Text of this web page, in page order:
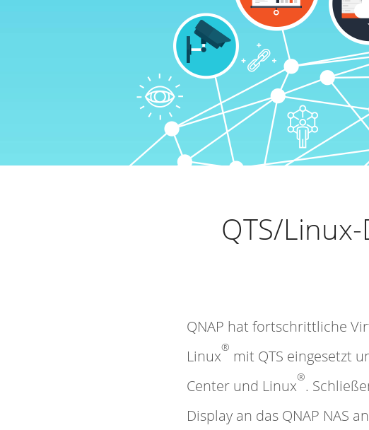
QTS/
QNAP hat fortschrittliche
Linux® mit QTS eingesetzt
Center und Linux®.
Display an das QNAP NAS